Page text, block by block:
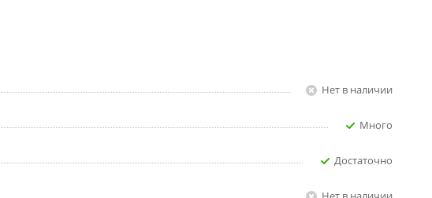
Нет в наличии
Много
Достаточно